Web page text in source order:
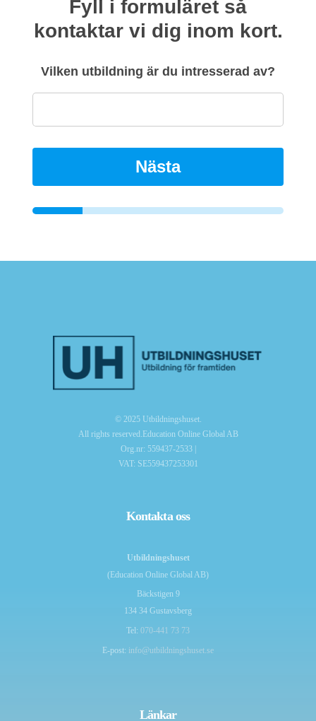
Fyll i formuläret så
kontaktar vi dig inom kort.
Vilken utbildning är du intresserad av?
Nästa
© 2025 Utbildningshuset.
All rights reserved.Education Online Global AB
Org.nr: 559437-2533 |
VAT: SE559437253301
Kontakta oss
Utbildningshuset
(Education Online Global AB)
Bäckstigen 9
134 34 Gustavsberg
Tel: 070-441 73 73
E-post: info@utbildningshuset.se
Länkar